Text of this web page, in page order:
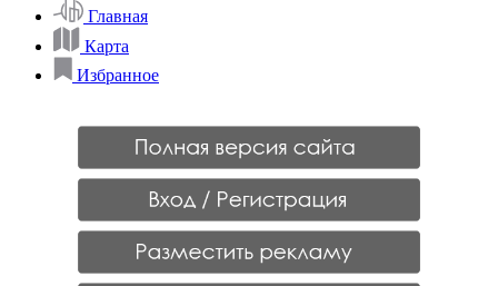
Главная
Карта
Избранное